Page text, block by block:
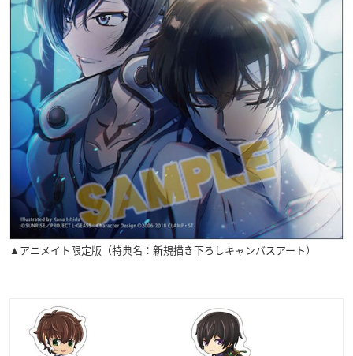
▲アニメイト限定版（特典名：新規描き下ろしキャンバスアート）